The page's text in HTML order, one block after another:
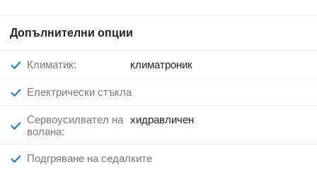
Допълнителни опции
Климатик: климатроник
Електрически стъкла
Сервоусилвател на
волана:
хидравличен
Подгряване на седалките